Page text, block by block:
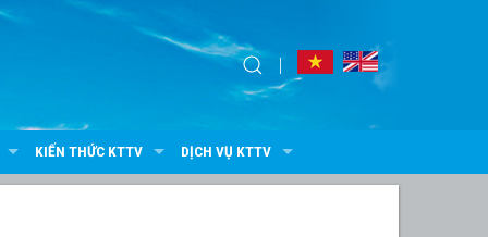
KIẾN THỨC KTTV DỊCH VỤ KTTV